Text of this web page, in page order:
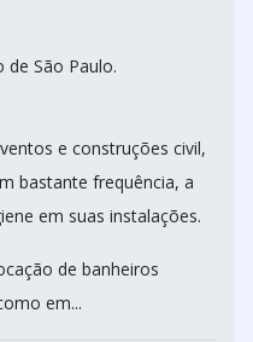
São Paulo.
e construções civil,
bastante frequência, a
em suas instalações.
de banheiros
em...